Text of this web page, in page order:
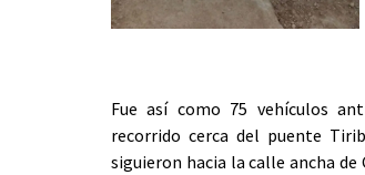
Fue así como 75 vehículos
recorrido cerca del puente
siguieron hacia la calle ancha de